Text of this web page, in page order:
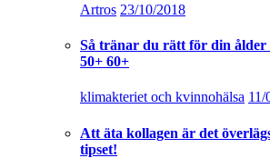
Artros 23/10/2018
Så tränar du rätt för din ålder
50+ 60+
klimakteriet och kvinnohälsa 11/
Att äta kollagen är det
tipset!